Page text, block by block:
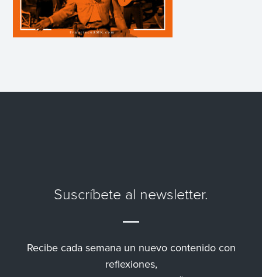
Suscríbete al newsletter.
Recibe cada semana un nuevo contenido con
reflexiones,